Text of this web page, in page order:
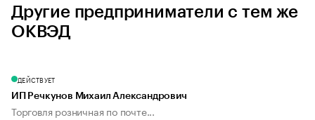
Другие предприниматели с тем же
ОКВЭД
ДЕЙСТВУЕТ
ИП Речкунов Михаил Александрович
Торговля розничная по почте...